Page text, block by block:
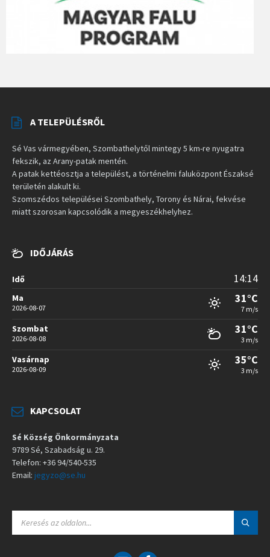
A TELEPÜLÉSRŐL
Sé Vas vármegyében, Szombathelytől mintegy 5 km-re nyugatra
fekszik, az Arany-patak mentén.
A patak kettéosztja a települést, a történelmi faluközpont Északsé
területén alakult ki.
Szomszédos települései Szombathely, Torony és Nárai, fekvése
miatt szorosan kapcsolódik a megyeszékhelyhez.
IDŐJÁRÁS
Idő 14:14
Ma
2026-08-07
31°C
7 m/s
Szombat
2026-08-08
31°C
3 m/s
Vasárnap
2026-08-09
35°C
3 m/s
KAPCSOLAT
Sé Község Önkormányzata
9789 Sé, Szabadság u. 29.
Telefon: +36 94/540-535
Email: jegyzo@se.hu
A